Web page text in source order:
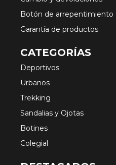
Botón de arrepentimiento
Garantía de productos
CATEGORÍAS
Deportivos
Urbanos
Trekking
Sandalias y Ojotas
Botines
Colegial